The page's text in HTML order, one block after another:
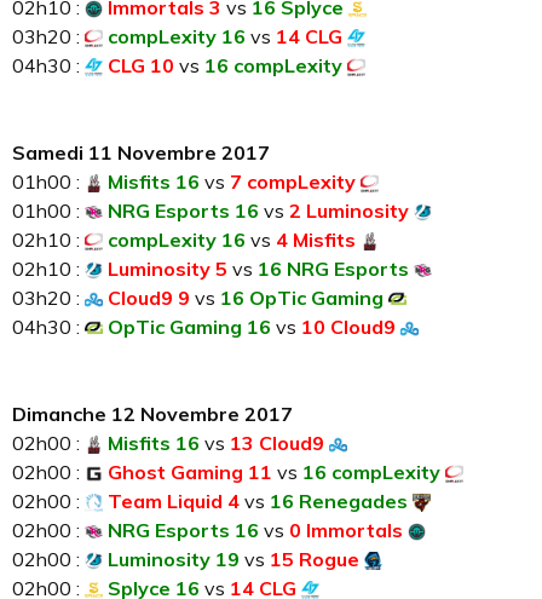
02h10 :
Immortals 3 vs 16 Splyce
03h20 :
compLexity 16 vs 14 CLG
04h30 :
CLG 10 vs 16 compLexity
Samedi 11 Novembre 2017
01h00 :
Misfits 16 vs 7 compLexity
01h00 :
NRG Esports 16 vs 2 Luminosity
02h10 :
compLexity 16 vs 4 Misfits
02h10 :
Luminosity 5 vs 16 NRG Esports
03h20 :
Cloud9 9 vs 16 OpTic Gaming
04h30 :
OpTic Gaming 16 vs 10 Cloud9
Dimanche 12 Novembre 2017
02h00 :
Misfits 16 vs 13 Cloud9
02h00 :
Ghost Gaming 11 vs 16 compLexity
02h00 :
Team Liquid 4 vs 16 Renegades
02h00 :
NRG Esports 16 vs 0 Immortals
02h00 :
Luminosity 19 vs 15 Rogue
02h00 :
Splyce 16 vs 14 CLG